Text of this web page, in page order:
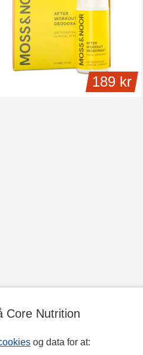
Core Nutrition
og data for at:
189 kr